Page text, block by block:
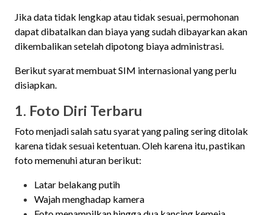
Jika data tidak lengkap atau tidak sesuai, permohonan
dapat dibatalkan dan biaya yang sudah dibayarkan akan
dikembalikan setelah dipotong biaya administrasi.
Berikut syarat membuat SIM internasional yang perlu
disiapkan.
1. Foto Diri Terbaru
Foto menjadi salah satu syarat yang paling sering ditolak
karena tidak sesuai ketentuan. Oleh karena itu, pastikan
foto memenuhi aturan berikut:
Latar belakang putih
Wajah menghadap kamera